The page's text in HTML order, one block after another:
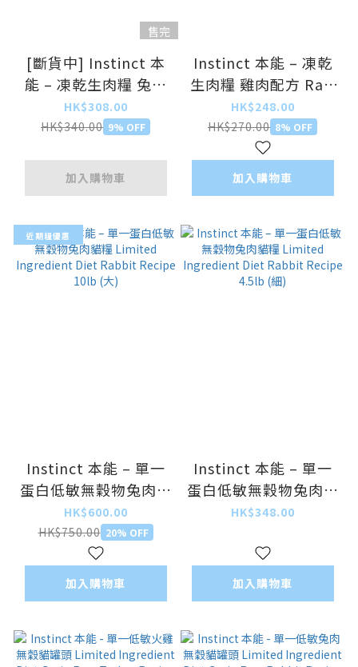
售完
[斷貨中] Instinct 本
能 – 凍乾生肉糧 兔肉
配方 Raw Longevity
Freeze Dried Rabbit
HK$308.00
HK$340.00 9% OFF
加入購物車
Instinct 本能 – 凍乾
生肉糧 雞肉配方 Raw
Meals Freeze Dried
Chicken 255g 9oz
HK$248.00
HK$270.00 8% OFF
加入購物車
近期糧優惠
Instinct 本能 – 單一
蛋白低敏無穀物兔肉貓
糧 Limited
Ingredient Diet
Rabbit Recipe 10lb
(大)
HK$600.00
HK$750.00 20% OFF
加入購物車
Instinct 本能 – 單一
蛋白低敏無穀物兔肉貓
糧 Limited
Rabbit Recipe 4.5lb
(細)
HK$348.00
加入購物車